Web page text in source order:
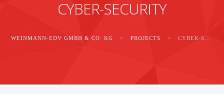
CYBER-SECURITY
WEINMANN-EDV GMBH & CO. KG > PROJECTS > CYBER-SECURITY